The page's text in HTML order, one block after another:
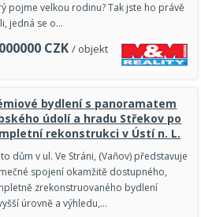
pojme velkou rodinu? Tak jste ho právě
jedná se o…
CZK / objekt
bydlení s panoramatem
údolí a hradu Střekov po
rekonstrukci v Ústí n. L.
dům v ul. Ve Stráni, (Vaňov) představuje
spojení okamžitě dostupného,
zrekonstruovaného bydlení
úrovně a výhledu,…